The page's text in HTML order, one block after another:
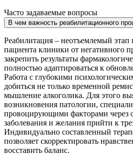
Часто задаваемые вопросы
В чем важность реабилитационного
Реабилитация – неотъемлемый этап
пациента клиники от негативного
закрепить результаты
полностью адаптироваться к
Работа с глубокими
добиться не только временной
мышление алкоголика. Для этого
возникновения патологии,
провоцирующими факторами через
заболевания и желания прийти к
Индивидуально составленный
позволяет скорректировать
восставить баланс.